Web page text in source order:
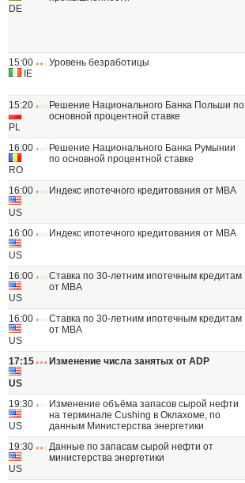
DE
15:00
IE
Уровень безработицы
15:20
PL
Решение Национального Банка Польши по
основной процентной ставке
16:00
RO
Решение Национального Банка Румынии
по основной процентной ставке
16:00
US
Индекс ипотечного кредитования от МВА
16:00
US
Индекс ипотечного кредитования от МВА
16:00
US
Ставка по 30-летним ипотечным кредитам
от MBA
16:00
US
Ставка по 30-летним ипотечным кредитам
от MBA
17:15
US
Изменение числа занятых от ADP
19:30
US
Изменение объёма запасов сырой нефти
на терминале Cushing в Оклахоме, по
данным Министерства энергетики
19:30
US
Данные по запасам сырой нефти от
министерства энергетики